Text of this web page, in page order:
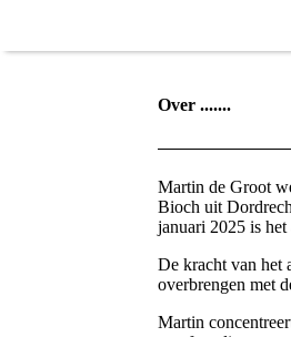
Over .......
Martin de Groot
Bioch uit
januari 2025 is
De kracht van het
overbrengen met
Martin